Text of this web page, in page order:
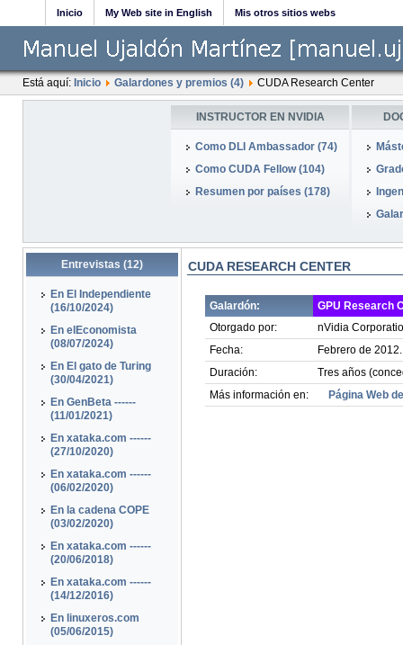
Inicio My Web site in English Mis otros sitios webs
Está aquí: Inicio Galardones y premios (4) CUDA Research Center
INSTRUCTOR EN NVIDIA
Como DLI Ambassador (74)
Como CUDA Fellow (104)
Resumen por países (178)
Entrevistas (12)
En El Independiente
(16/10/2024)
En elEconomista
(08/07/2024)
En El gato de Turing
(30/04/2021)
En GenBeta ------
(11/01/2021)
En xataka.com ------
(27/10/2020)
En xataka.com ------
(06/02/2020)
En la cadena COPE
(03/02/2020)
En xataka.com ------
(20/06/2018)
En xataka.com ------
(14/12/2016)
En linuxeros.com
(05/06/2015)
CUDA RESEARCH CENTER
Galardón:
GPU Research
Otorgado por:
nVidia
Fecha:
Febrero de 2012.
Duración:
Tres años
Más información en:
Página Web